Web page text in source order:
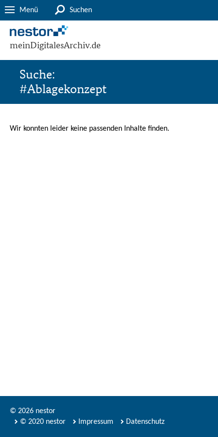
Menü Suchen
meinDigitalesArchiv.de
Suche:
#Ablagekonzept
Wir konnten leider keine passenden Inhalte finden.
© 2026 nestor
© 2020 nestor
Impressum Datenschutz